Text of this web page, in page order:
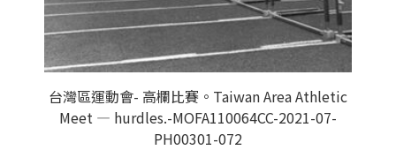
台灣區運動會- 高欄比賽。Taiwan Area Athletic
Meet — hurdles.-MOFA110064CC-2021-07-
PH00301-072